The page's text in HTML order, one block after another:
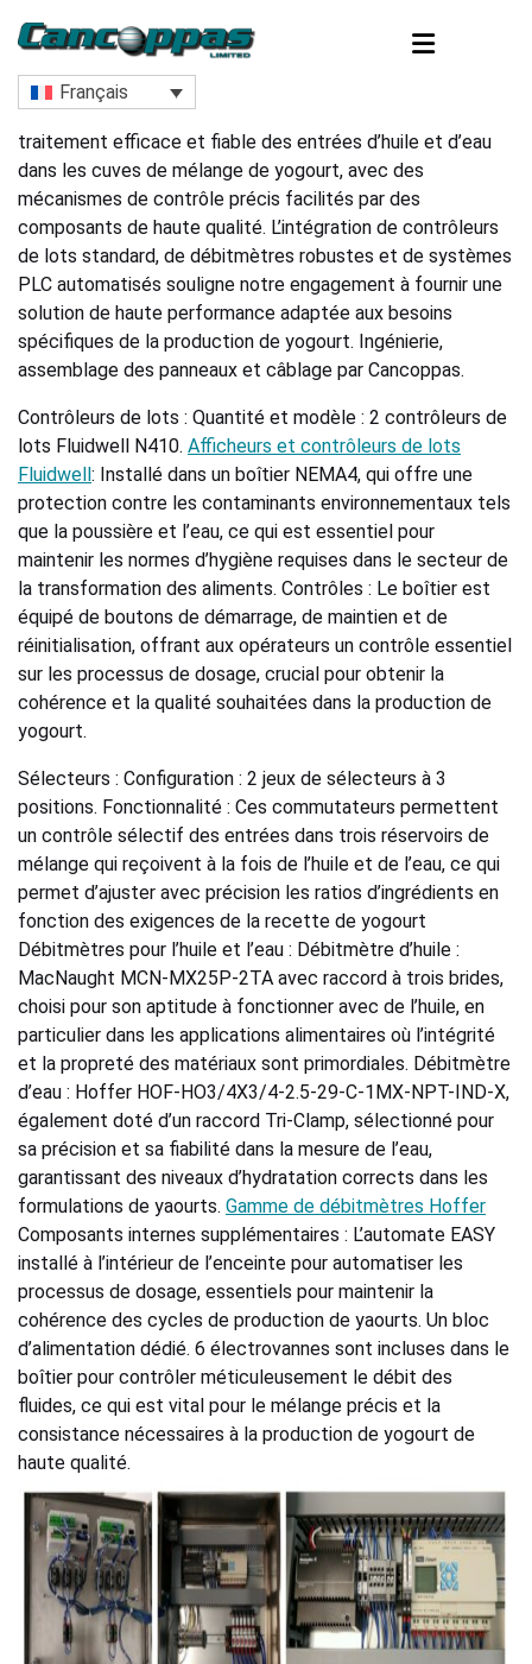
Français
Analyse
Analyseur de chlore
Analyseurs de gaz
Analyseurs DO SS pH ORP
Analyseur de niveau d'interface
Capteurs DO-ORP-PH-TSS
Conductivité
Détection de gaz
Distribution d'eau en vrac
Échantillonneurs d'eaux usées
Gestion de l'énergie
Sonde pH et ORP
Système de réception des eaux usées
Connectivité Web
CONNECTIVITÉ WEB
BinCloud
SCADA
Contrôle des vannes
CONTRÔLE DES VANNES
Moniteurs de rétroaction
Positionneurs
Digital
Électro-pneumatique
Pneumatique
Débit
Compteurs d'eau municipaux
Déplacement positif
Magnétique
Masse de Coriolis
Masse thermique
Micro-ondes
Radar
Roue à aubes
Scintillation optique
Turbine
Ultrasons
Vortex
Encodeurs, contrôles et affichages
ENCODEURS, CONTRÔLES ET AFFICHAGES
Acquisition de données
Affichage / Contrôle de lot
Barrières et isolateurs
Encodeurs
Absolu
Incrémental
Logiciel
Aysix SageCom
BinMaster
Interface instrumentale SonoConfig™
Positionneurs Digital PMV
Validyne
Niveau
Poids
Liquides
Niveau continu
Niveau du point
Solides
Niveau du point
Niveau en continu
Pression
Absolu
Absolu et jauge
Différentielle
Jauge
Hydrostatique
Intelligent
Sans fil
Analyseur DO-SS-pH-ORP
Communication
Cube LoRa
Moniteur de couverture des boues
Température
Antidéflagrant
Industriel
Sanitaire
Surveillance du compost
Accessoires
Aération
BM-TSM
Plaques de montage BM-TSM
Niveau laser
Options de montage
Nivelco
Procap Capacitance
PROCAP CAPACITANCE
Montage de sondes de capacitance
Radar-CNCR
Plaques de montage CNCR
Radar-NCR
BinDisc
Montage NCR
Rotatives BMRX et MAXIMA
ROTATIVES BMRX ET MAXIMA
Accouplements
Rallonges et tuyaux de garde
Palettes rotatives
Plaques de montage
SmartBob
Validyne
Industries
Industries
Aquaculture
Building Technology
Chemical – Acid & Corrosive
Cryogenic
Dairy
Energy Monitoring
Food & Beverage
Hydro Power
Mining & Metals
Oil & Gas
Pharmaceutical
Positioners / Valve Automation
Industries
Sanitary
Smart City
Solids / Bulk Handling
Water / Wastewater
Accueil Système de dosage de l’huile et de l’eau
Application : Le système est conçu pour assurer un
traitement efficace et fiable des entrées d’huile et d’eau
dans les cuves de mélange de yogourt, avec des
mécanismes de contrôle précis facilités par des
composants de haute qualité. L’intégration de contrôleurs
de lots standard, de débitmètres robustes et de systèmes
PLC automatisés souligne notre engagement à fournir une
solution de haute performance adaptée aux besoins
spécifiques de la production de yogourt. Ingénierie,
assemblage des panneaux et câblage par Cancoppas.
Contrôleurs de lots : Quantité et modèle : 2 contrôleurs de
lots Fluidwell N410. Afficheurs et contrôleurs de lots
Fluidwell: Installé dans un boîtier NEMA4, qui offre une
protection contre les contaminants environnementaux tels
que la poussière et l’eau, ce qui est essentiel pour
maintenir les normes d’hygiène requises dans le secteur de
la transformation des aliments. Contrôles : Le boîtier est
équipé de boutons de démarrage, de maintien et de
réinitialisation, offrant aux opérateurs un contrôle essentiel
sur les processus de dosage, crucial pour obtenir la
cohérence et la qualité souhaitées dans la production de
yogourt.
Sélecteurs : Configuration : 2 jeux de sélecteurs à 3
positions. Fonctionnalité : Ces commutateurs permettent
un contrôle sélectif des entrées dans trois réservoirs de
mélange qui reçoivent à la fois de l’huile et de l’eau, ce qui
permet d’ajuster avec précision les ratios d’ingrédients en
fonction des exigences de la recette de yogourt
Débitmètres pour l’huile et l’eau : Débitmètre d’huile :
MacNaught MCN-MX25P-2TA avec raccord à trois brides,
choisi pour son aptitude à fonctionner avec de l’huile, en
particulier dans les applications alimentaires où l’intégrité
et la propreté des matériaux sont primordiales. Débitmètre
d’eau : Hoffer HOF-HO3/4X3/4-2.5-29-C-1MX-NPT-IND-X,
également doté d’un raccord Tri-Clamp, sélectionné pour
sa précision et sa fiabilité dans la mesure de l’eau,
garantissant des niveaux d’hydratation corrects dans les
formulations de yaourts. Gamme de débitmètres Hoffer
Composants internes supplémentaires : L’automate EASY
installé à l’intérieur de l’enceinte pour automatiser les
processus de dosage, essentiels pour maintenir la
cohérence des cycles de production de yaourts. Un bloc
d’alimentation dédié. 6 électrovannes sont incluses dans le
boîtier pour contrôler méticuleusement le débit des
fluides, ce qui est vital pour le mélange précis et la
consistance nécessaires à la production de yogourt de
haute qualité.